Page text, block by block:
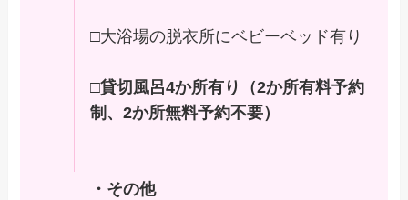
□大浴場の脱衣所にベビーベッド有り
□貸切風呂4か所有り（2か所有料予約
制、2か所無料予約不要）
・その他